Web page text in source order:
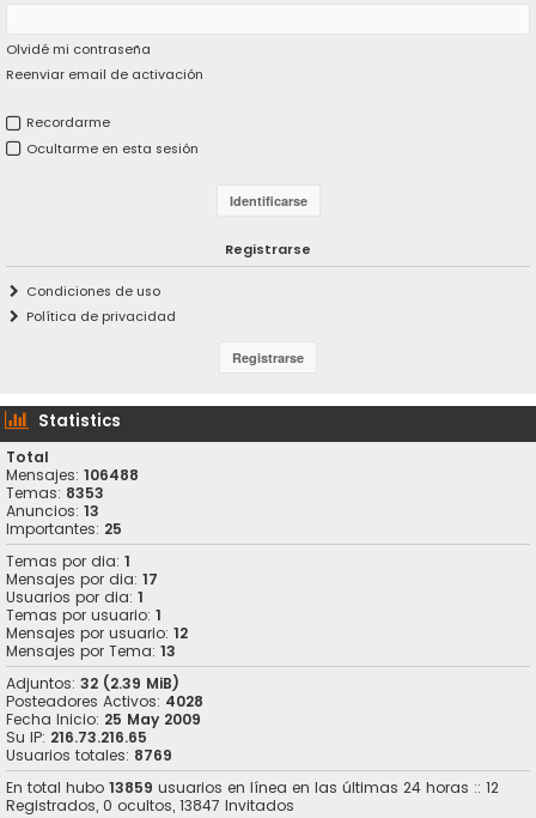
Olvidé mi contraseña
Reenviar email de activación
Recordarme
Ocultarme en esta sesión
Registrarse
Condiciones de uso
Política de privacidad
Statistics
Total
Mensajes: 106488
Temas: 8353
Anuncios: 13
Importantes: 25
Temas por dia: 1
Mensajes por dia: 17
Usuarios por dia: 1
Temas por usuario: 1
Mensajes por usuario: 12
Mensajes por Tema: 13
Adjuntos: 32 (2.39 MiB)
Posteadores Activos: 4028
Fecha Inicio: 25 May 2009
Su IP: 216.73.216.65
Usuarios totales: 8769
En total hubo 13859 usuarios en línea en las últimas 24 horas :: 12
Registrados, 0 ocultos, 13847 Invitados